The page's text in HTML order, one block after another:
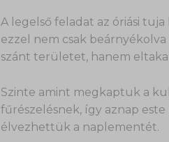
A legelső feladat az óriási
ezzel nem csak
szánt területet, hanem
Szinte amint megkaptuk a
fűrészelésnek, így aznap
élvezhettük a naplementét.